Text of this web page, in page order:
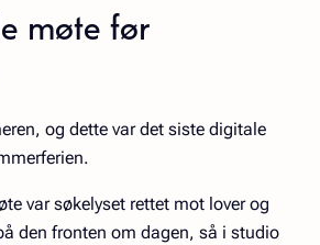
møte før
og dette var det siste digitale
var søkelyset rettet mot lover og
den fronten om dagen, så i studio